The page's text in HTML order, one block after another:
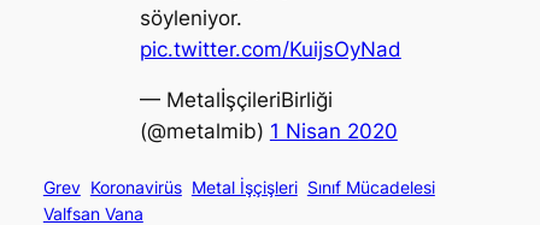
söyleniyor.
pic.twitter.com/KuijsOyNad
— MetalİşçileriBirliği
(@metalmib) 1 Nisan 2020
Grev Koronavirüs Metal İşçişleri Sınıf Mücadelesi
Valfsan Vana